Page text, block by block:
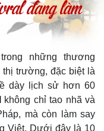
đang làm
những thương
thị trường, đặc biệt là
dày lịch sử hơn 60
không chỉ tao nhã và
mà còn làm say
Việt. Dưới đây là 10